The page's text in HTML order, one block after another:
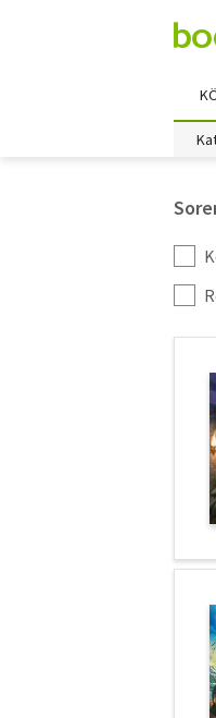
szűrés
szűrők